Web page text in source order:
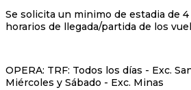
Se solicita un minimo de estadia de
horarios de llegada/partida de los
OPERA: TRF: Todos los días - Exc.
Miércoles y Sábado - Exc. Minas